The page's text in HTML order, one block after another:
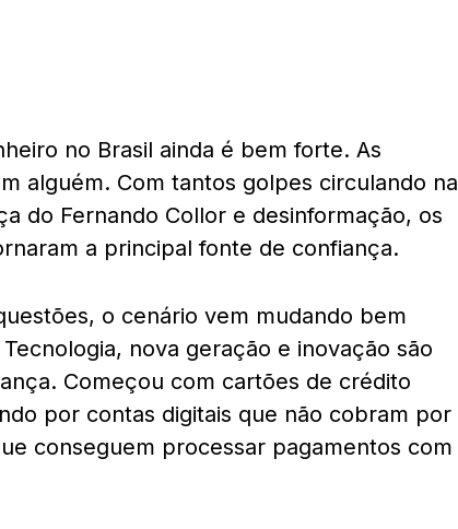
no Brasil ainda é bem forte. As
alguém. Com tantos golpes circulando na
do Fernando Collor e desinformação, os
a principal fonte de confiança.
o cenário vem mudando bem
nova geração e inovação são
Começou com cartões de crédito
por contas digitais que não cobram por
conseguem processar pagamentos com